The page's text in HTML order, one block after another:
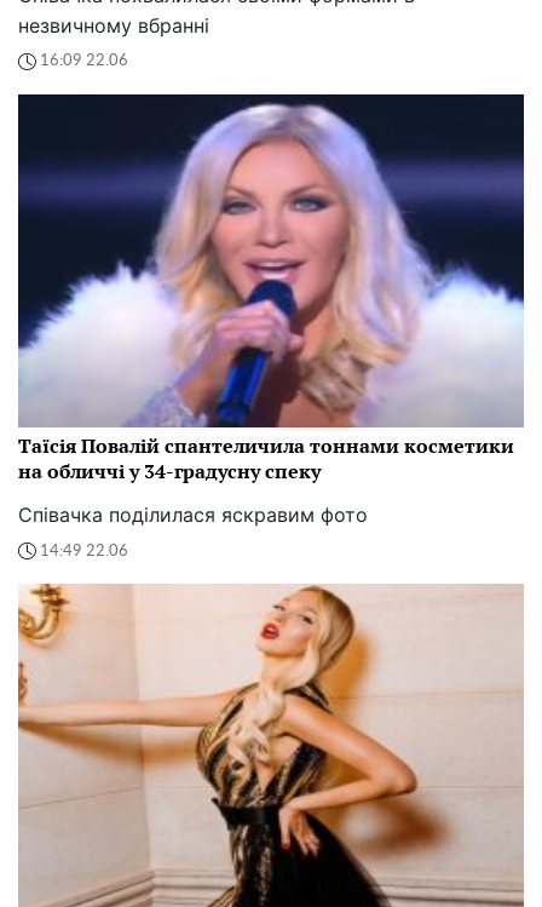
незвичному вбранні
16:09 22.06
Таїсія Повалій спантеличила тоннами косметики
на обличчі у 34-градусну спеку
Співачка поділилася яскравим фото
14:49 22.06